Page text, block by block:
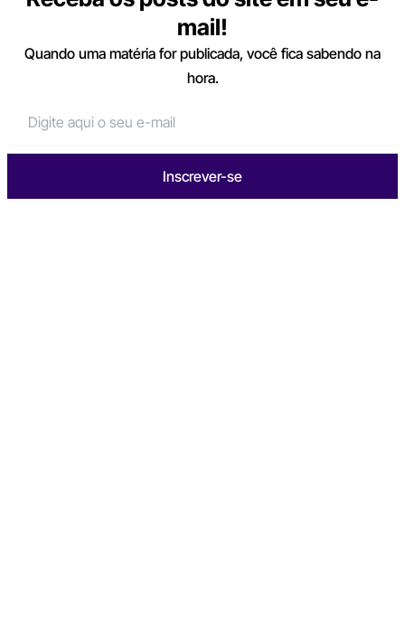
mail!
Quando uma matéria for publicada, você fica sabendo na
hora.
Inscrever-se